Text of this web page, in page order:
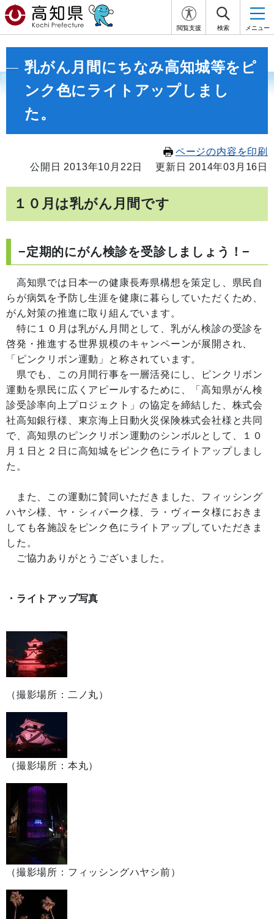
閲覧支援 検索 メニュー
乳がん月間にちなみ高知城等をピ
ンク色にライトアップしまし
た。
ページの内容を印刷
公開日 2013年10月22日
更新日 2014年03月16日
１０月は乳がん月間です
−定期的にがん検診を受診しましょう！−
高知県では日本一の健康長寿県構想を策定し、県民自
らが病気を予防し生涯を健康に暮らしていただくため、
がん対策の推進に取り組んでいます。
特に１０月は乳がん月間として、乳がん検診の受診を
啓発・推進する世界規模のキャンペーンが展開され、
「ピンクリボン運動」と称されています。
県でも、この月間行事を一層活発にし、ピンクリボン
運動を県民に広くアピールするために、「高知県がん検
診受診率向上プロジェクト」の協定を締結した、株式会
社高知銀行様、東京海上日動火災保険株式会社様と共同
で、高知県のピンクリボン運動のシンボルとして、１０
月１日と２日に高知城をピンク色にライトアップしまし
た。
また、この運動に賛同いただきました、フィッシング
ハヤシ様、ヤ・シィパーク様、ラ・ヴィータ様におきま
しても各施設をピンク色にライトアップしていただきま
した。
ご協力ありがとうございました。
・ライトアップ写真
（撮影場所：二ノ丸）
（撮影場所：本丸）
（撮影場所：フィッシングハヤシ前）